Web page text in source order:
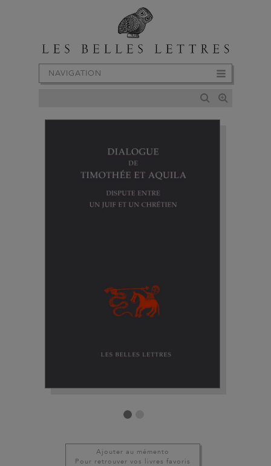
NAVIGATION
Ajouter au mémento
Pour retrouver vos livres favoris